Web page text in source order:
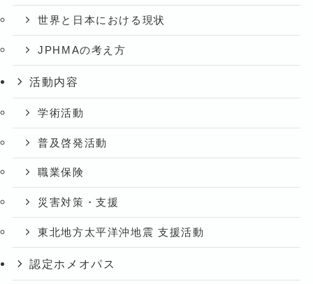
世界と日本における現状
JPHMAの考え方
活動内容
学術活動
普及啓発活動
職業保険
災害対策・支援
東北地方太平洋沖地震 支援活動
認定ホメオパス